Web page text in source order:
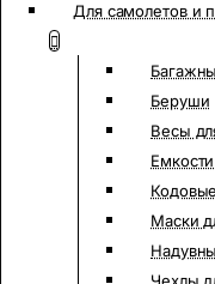
Для самолетов и
Беруши
Весы
Маски